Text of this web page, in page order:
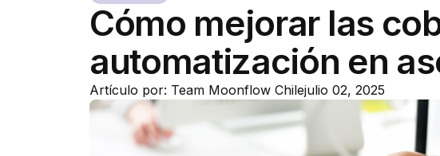
Cómo mejorar las
automatización en
Artículo por: Team Moonflow Chilejulio 02, 2025